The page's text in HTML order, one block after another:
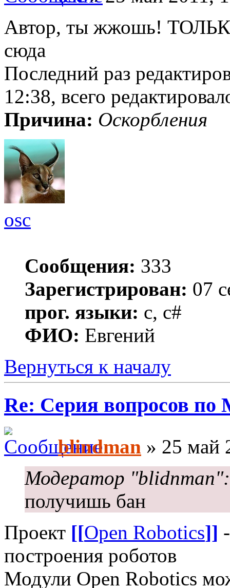
Автор, ты жжошь!
сюда
Последний раз
12:38, всего
Причина: Оскорбления
osc
Сообщения: 333
Зарегистрирован: 07
прог. языки: c, c#
ФИО: Евгений
Вернуться к началу
Re: Серия вопросов
blindman » 25 май
Модератор "blidnman":
получишь бан
Проект [[Open Robotics]]
построения роботов
Модули Open Robotics